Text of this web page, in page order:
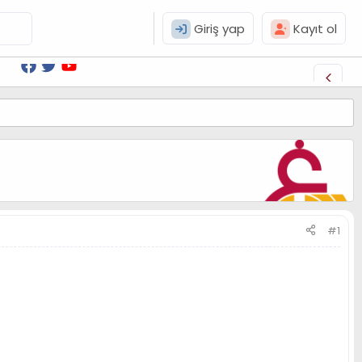
Giriş yap Kayıt ol
#1